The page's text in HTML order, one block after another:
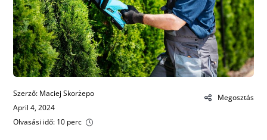
Megosztás
Szerző: Maciej Skorżepo
April 4, 2024
Olvasási idő: 10 perc